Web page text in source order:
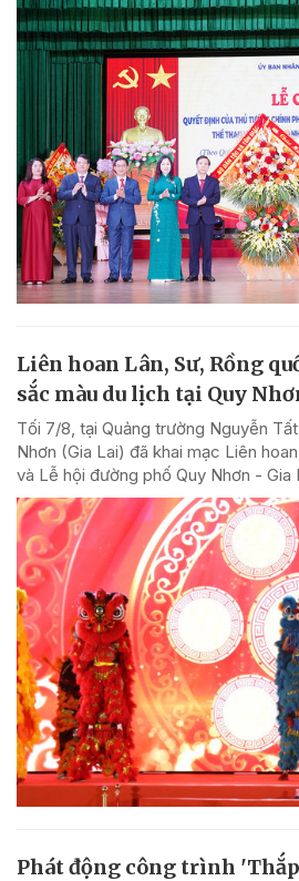
Liên hoan Lân, Sư, Rồng
sắc màu du lịch tại Quy
Tối 7/8, tại Quảng trường Nguyễn
Nhơn (Gia Lai) đã khai mạc Liên
và Lễ hội đường phố Quy Nhơn - Gia
Phát động công trình